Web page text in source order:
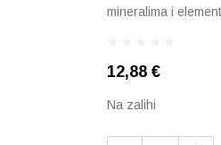
mineralima i
12,88€
Na zalihi